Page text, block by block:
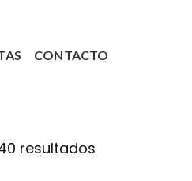
CONTACTO
resultados